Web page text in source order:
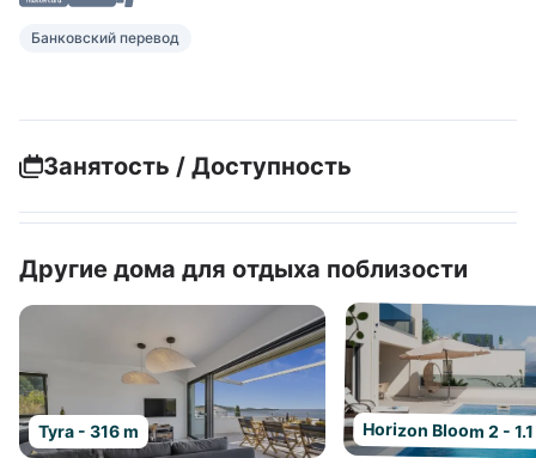
Банковский перевод
Занятость / Доступность
Другие дома для отдыха поблизости
Tyra - 316 m Horizon Bloom 2 -